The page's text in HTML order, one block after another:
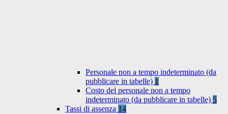
Personale non a tempo indeterminato (da
pubblicare in tabelle) 1
Costo del personale non a tempo
indeterminato (da pubblicare in tabelle) 5
Tassi di assenza 14